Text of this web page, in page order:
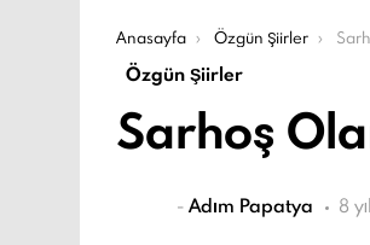
Şu an buradasın:
Anasayfa Özgün Şiirler
Özgün Şiirler
Sarhoş
- Adım Papatya 8